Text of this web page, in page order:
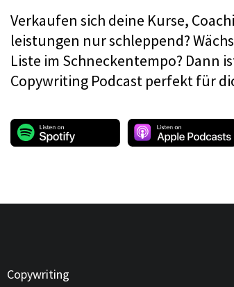
Verkaufen sich deine Kurse,
leistungen nur schleppend?
Liste im Schneckentempo? Dann
Copywriting Podcast perfekt für
Copywriting